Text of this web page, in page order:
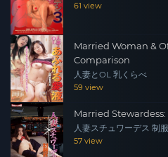
61 view
Married Woman &
Comparison
人妻とOL 乳くらべ
59 view
Married
人妻スチュワーデス 制
57 view